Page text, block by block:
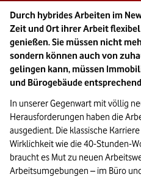
Durch hybrides Arbeiten im
Zeit und Ort ihrer Arbeit
genießen. Sie müssen nicht
sondern können auch von
gelingen kann, müssen
und Bürogebäude
In unserer Gegenwart mit völlig
Herausforderungen haben die
ausgedient. Die klassische
Wirklichkeit wie die 40-Stunden-
braucht es Mut zu neuen
Arbeitsumgebungen – im Büro